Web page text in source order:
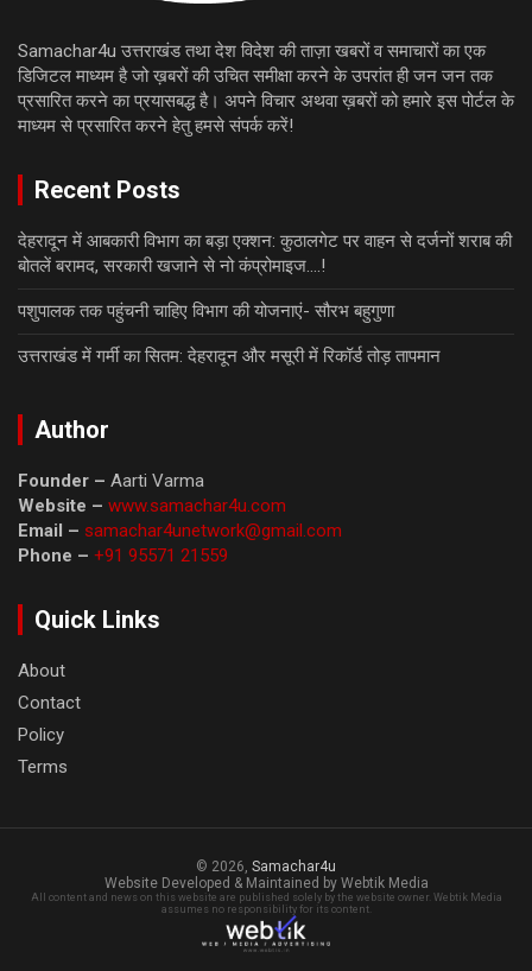
Samachar4u उत्तराखंड तथा देश विदेश की ताज़ा खबरों व समाचारों का एक
डिजिटल माध्यम है जो ख़बरों की उचित समीक्षा करने के उपरांत ही जन जन तक
प्रसारित करने का प्रयासबद्ध है। अपने विचार अथवा ख़बरों को हमारे इस पोर्टल के
माध्यम से प्रसारित करने हेतु हमसे संपर्क करें!
Recent Posts
देहरादून में आबकारी विभाग का बड़ा एक्शन: कुठालगेट पर वाहन से दर्जनों शराब की
बोतलें बरामद, सरकारी खजाने से नो कंप्रोमाइज….!
पशुपालक तक पहुंचनी चाहिए विभाग की योजनाएं- सौरभ बहुगुणा
उत्तराखंड में गर्मी का सितम: देहरादून और मसूरी में रिकॉर्ड तोड़ तापमान
Author
Founder – Aarti Varma
Website – www.samachar4u.com
Email – samachar4unetwork@gmail.com
Phone – +91 95571 21559
Quick Links
About
Contact
Policy
Terms
© 2026, Samachar4u
Website Developed & Maintained by Webtik Media
All content and news on this website are published solely by the website owner. Webtik Media
assumes no responsibility for its content.